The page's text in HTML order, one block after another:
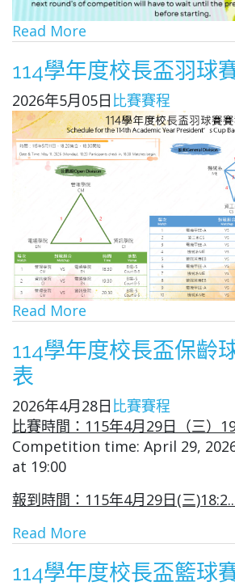
Read More
114學年度校長盃羽球
2026年5月05日 比賽賽程
Read More
114學年度校長盃保齡
表
2026年4月28日 比賽賽程
比賽時間：115年4月29日（三）
Competition time: April 29,
at 19:00
報到時間：115年4月29日(三
Read More
114學年度校長盃籃球